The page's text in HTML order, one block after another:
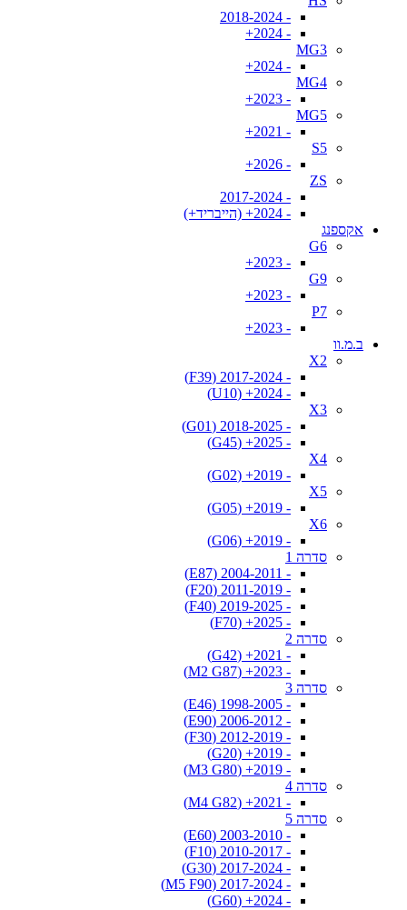
- 2018-2024
- 2024+
MG3
- 2024+
MG4
- 2023+
MG5
- 2021+
S5
- 2026+
ZS
- 2017-2024
- 2024+ (הייבריד+)
אקספנג
G6
- 2023+
G9
- 2023+
P7
- 2023+
ב.מ.וו
X2
- 2017-2024 (F39)
- 2024+ (U10)
X3
- 2018-2025 (G01)
- 2025+ (G45)
X4
- 2019+ (G02)
X5
- 2019+ (G05)
X6
- 2019+ (G06)
סדרה 1
- 2004-2011 (E87)
- 2011-2019 (F20)
- 2019-2025 (F40)
- 2025+ (F70)
סדרה 2
- 2021+ (G42)
- 2023+ (M2 G87)
סדרה 3
- 1998-2005 (E46)
- 2006-2012 (E90)
- 2012-2019 (F30)
- 2019+ (G20)
- 2019+ (M3 G80)
סדרה 4
- 2021+ (M4 G82)
סדרה 5
- 2003-2010 (E60)
- 2010-2017 (F10)
- 2017-2024 (G30)
- 2017-2024 (M5 F90)
- 2024+ (G60)